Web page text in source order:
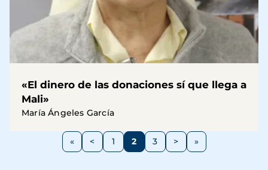
«El dinero de las donaciones sí que llega a
Mali»
María Ángeles García
Paginación
Página
< Página
1 Página
2 Página
3
Siguiente
>